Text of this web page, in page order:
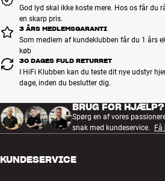
God lyd skal ikke koste mere. Hos os får du
en skarp pris.
3 ÅRS MEDLEMSGARANTI
Som medlem af kundeklubben får du 1 års
køb
30 DAGES FULD RETURRET
I HiFi Klubben kan du teste dit nye udstyr
dage, inden du beslutter dig.
BRUG FOR HJÆLP?
Spørg en af vores
snak med kundeservice.
KUNDESERVICE